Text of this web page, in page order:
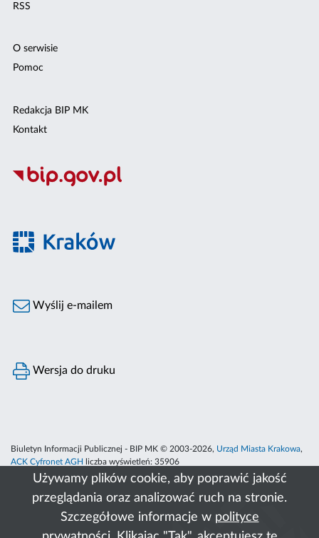
Używamy plików cookie, aby poprawić jakość
przeglądania oraz analizować ruch na stronie.
Szczegółowe informacje w polityce
RSS
O serwisie
Pomoc
Redakcja BIP MK
Kontakt
Wyślij e-mailem
Wersja do druku
Biuletyn Informacji Publicznej - BIP MK © 2003-2026, Urząd Miasta Krakowa,
ACK Cyfronet AGH
liczba wyświetleń: 35906